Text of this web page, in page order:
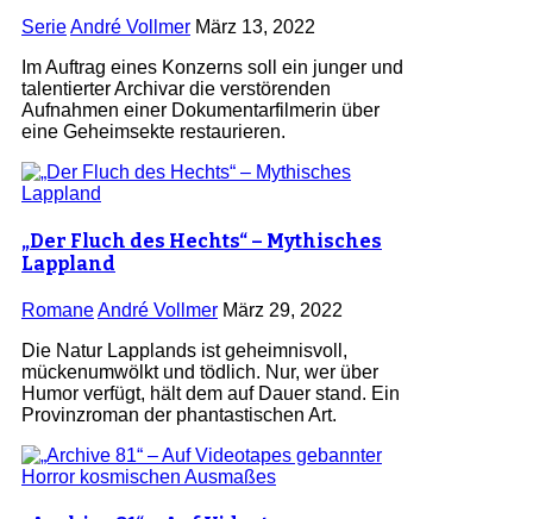
SerieAndré Vollmer März 13, 2022
Im Auftrag eines Konzerns soll ein junger und
talentierter Archivar die verstörenden
Aufnahmen einer Dokumentarfilmerin über
eine Geheimsekte restaurieren.
„Der Fluch des Hechts“ – Mythisches
Lappland
RomaneAndré Vollmer März 29, 2022
Die Natur Lapplands ist geheimnisvoll,
mückenumwölkt und tödlich. Nur, wer über
Humor verfügt, hält dem auf Dauer stand. Ein
Provinzroman der phantastischen Art.